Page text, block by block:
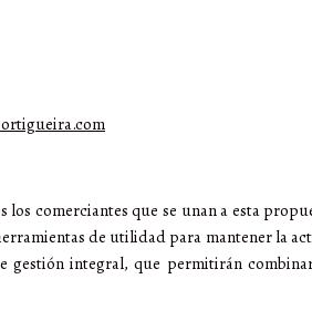
los comerciantes que se unan a esta
de utilidad para mantener la
gestión integral, que permitirán